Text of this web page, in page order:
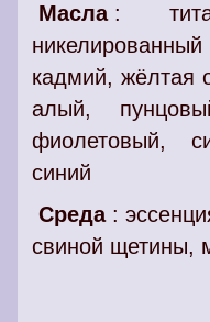
Масла :
кадмий, жёлтая
алый,
фиолетовый,
синий
Среда :
свиной щетины,